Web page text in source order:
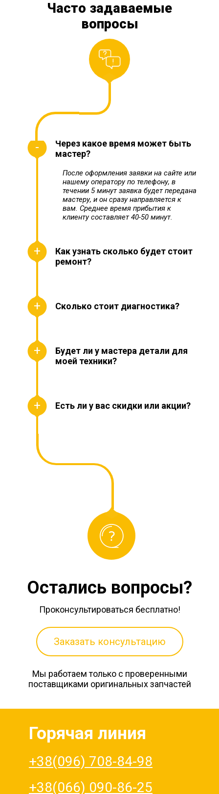
Часто задаваемые
вопросы
Через какое время может быть
мастер?
После оформления заявки на сайте или
нашему оператору по телефону, в
течении 5 минут заявка будет передана
мастеру, и он сразу направляется к
вам. Среднее время прибытия к
клиенту составляет 40-50 минут.
Как узнать сколько будет стоит
ремонт?
Сколько стоит диагностика?
Будет ли у мастера детали для
моей техники?
Есть ли у вас скидки или акции?
Остались вопросы?
Проконсультироваться бесплатно!
Мы работаем только с проверенными
поставщиками оригинальных запчастей
Заказать консультацию
Горячая линия
+38(096) 708-84-98
+38(066) 090-86-25